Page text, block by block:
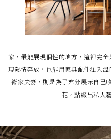
家，最能展現個性的地方，這裡完
現熱情奔放，也能用家具配件注入
術家夫妻，則是為了充分展示自己
花，點綴出私人